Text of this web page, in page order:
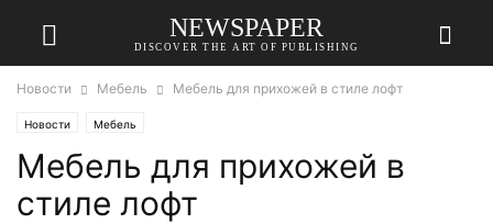
NEWSPAPER
DISCOVER THE ART OF PUBLISHING
Новости Мебель Мебель для прихожей в стиле лофт
Новости Мебель
Мебель для прихожей в
стиле лофт